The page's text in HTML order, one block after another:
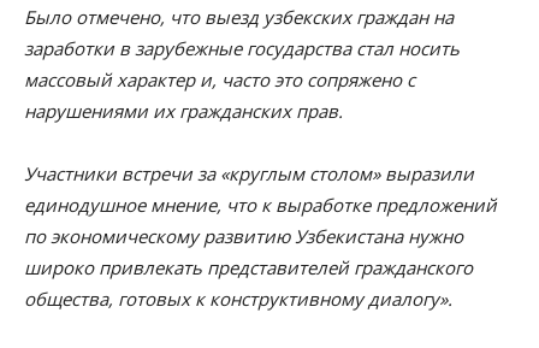
Было отмечено, что выезд узбекских граждан на
заработки в зарубежные государства стал носить
массовый характер и, часто это сопряжено с
нарушениями их гражданских прав.
Участники встречи за «круглым столом» выразили
единодушное мнение, что к выработке предложений
по экономическому развитию Узбекистана нужно
широко привлекать представителей гражданского
общества, готовых к конструктивному диалогу».